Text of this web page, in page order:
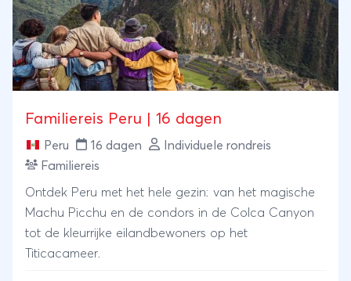
Familiereis Peru | 16 dagen
Peru 16 dagen
Individuele rondreis
Familiereis
Ontdek Peru met het hele gezin: van het magische
Machu Picchu en de condors in de Colca Canyon
tot de kleurrijke eilandbewoners op het
Titicacameer.